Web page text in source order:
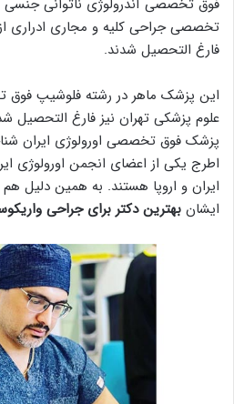
تخصصی جراحی کلیه و مجاری ادراری
فارغ التحصیل شدند.
این پزشک ماهر در رشته فلوشیپ فوق
علوم پزشکی تهران نیز فارغ التحصیل
پزشک فوق تخصصی اورولوژی ایران
اطرج یکی از اعضای انجمن اورولوژی
ایران و اروپا هستند. به همین دلیل
ایشان بهترین دکتر برای جراحی